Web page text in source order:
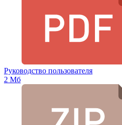
Руководство пользователя
2 Мб